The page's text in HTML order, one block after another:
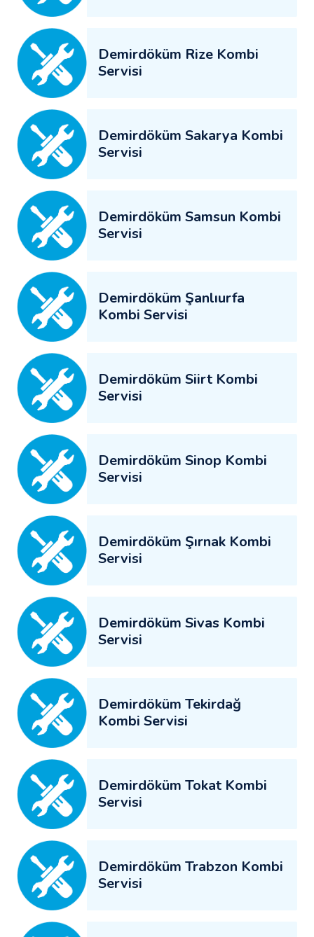
Demirdöküm Rize Kombi
Servisi
Demirdöküm Sakarya Kombi
Servisi
Demirdöküm Samsun Kombi
Servisi
Demirdöküm Şanlıurfa
Kombi Servisi
Demirdöküm Siirt Kombi
Servisi
Demirdöküm Sinop Kombi
Servisi
Demirdöküm Şırnak Kombi
Servisi
Demirdöküm Sivas Kombi
Servisi
Demirdöküm Tekirdağ
Kombi Servisi
Demirdöküm Tokat Kombi
Servisi
Demirdöküm Trabzon Kombi
Servisi